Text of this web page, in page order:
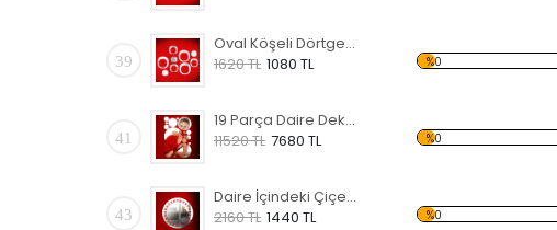
39
Oval Köşeli Dörtgenler Dekoratif Kırılmaz Ayna
1620 TL 1080 TL %0
41
19 Parça Daire Dekoratif Kırılmaz Ayna
11520 TL 7680 TL %0
43
Daire İçindeki Çiçekler Dekoratif Kırılmaz Ayna
2160 TL 1440 TL %0